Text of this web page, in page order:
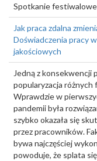
Spotkanie festiwalowe
Jak praca zdalna
Doświadczenia pracy
jakościowych
Jedną z konsekwencji
popularyzacja różnych
Wprawdzie w
pandemii była
szybko okazała się
przez pracowników.
bywa najczęściej
powoduje, że splata